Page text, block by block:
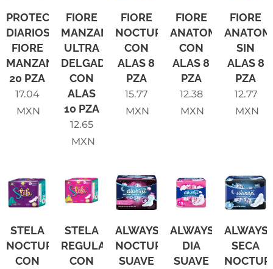
PROTECTORES
DIARIOS
FIORE
MANZANILLA
20 PZA
17.04
MXN
FIORE
MANZANILLA
ULTRA
DELGADA
CON
ALAS
10 PZA
12.65
MXN
FIORE
NOCTURNA
CON
ALAS 8
PZA
15.77
MXN
FIORE
ANATOMICA
CON
ALAS 8
PZA
12.38
MXN
FIORE
SIN
ALAS 8
PZA
12.77
MXN
STELA
NOCTURNA
CON
STELA
REGULAR
CON
ALWAYS
NOCTURNA
SUAVE
ALWAYS
DIA
SUAVE
ALWAYS
SECA